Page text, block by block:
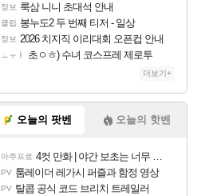
정보 룩삼 니니 초대석 안내
클립 봉누도2 두 번째 티저 - 일상
정보 2026 치지직 이리대회 오픈컵 안내
ㅗㅜㅑ 초ㅇㅎ) 수녀 코스프레 제로투
더보기+
오늘의 팟벤 오늘의 핫벤
아주프로 4컷 만화 | 야간 보초는 너무 힘들어
PV 툼레이더 레가시 퍼즐과 함정 영상
PV 탈콥 공식 코드 브리치 트레일러